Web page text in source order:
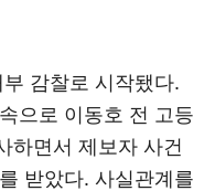
감찰로 시작됐다.
으로 이동호 전 고등
하면서 제보자 사건
받았다. 사실관계를